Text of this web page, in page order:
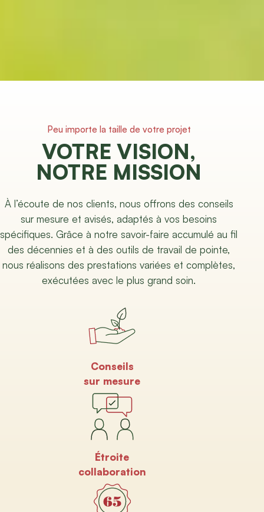
Peu importe la taille de votre projet
VOTRE VISION,
NOTRE MISSION
À l’écoute de nos clients, nous offrons des conseils
sur mesure et avisés, adaptés à vos besoins
spécifiques. Grâce à notre savoir-faire accumulé au fil
des décennies et à des outils de travail de pointe,
nous réalisons des prestations variées et complètes,
exécutées avec le plus grand soin.
Conseils
sur mesure
Étroite
collaboration